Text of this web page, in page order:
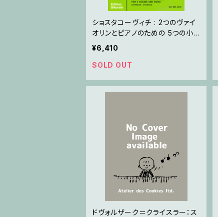
ショスタコーヴィチ : 2つのヴァイ
オリンとピアノのための 5つの小
品 / ヴァイオリン2とピアノ
¥6,410
SOLD OUT
ドヴォルザーク＝クライスラー：ス